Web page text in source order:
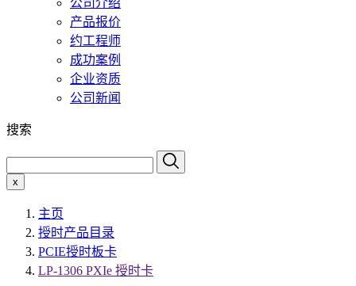
产品报价
约工程师
成功案例
企业资质
公司新闻
搜索
x
主页
授时产品目录
PCIE授时板卡
LP-1306 PXIe 授时卡